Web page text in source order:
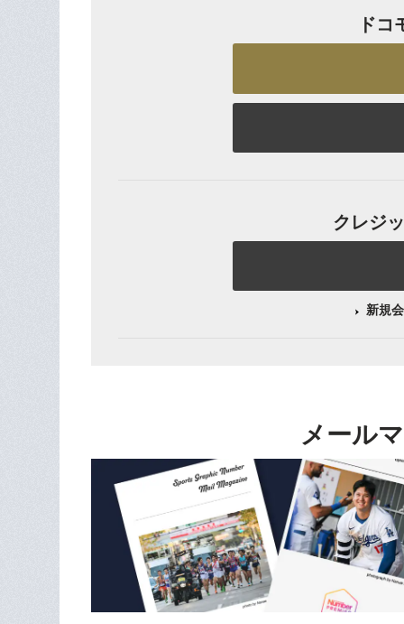
ド
クレジ
新規
メール